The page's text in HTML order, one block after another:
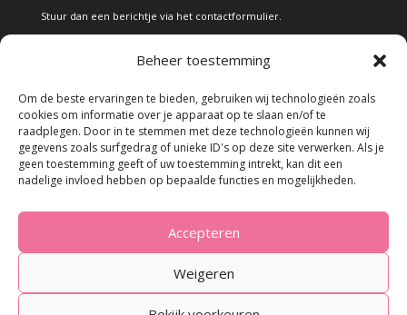
Beheer toestemming
Om de beste ervaringen te bieden, gebruiken wij technologieën zoals
cookies om informatie over je apparaat op te slaan en/of te
raadplegen. Door in te stemmen met deze technologieën kunnen wij
gegevens zoals surfgedrag of unieke ID's op deze site verwerken. Als je
geen toestemming geeft of uw toestemming intrekt, kan dit een
nadelige invloed hebben op bepaalde functies en mogelijkheden.
Accepteren
Weigeren
Stuur dan een berichtje via het contactformulier.
Alle teksten en foto's op deze site zijn eigendom van Mamagisch.
Teksten en foto's van Mamagisch mogen onder geen beding
zonder toestemming worden overgenomen. Wanneer er gebruik
wordt gemaakt van teksten en foto's van derden, zal dit
uitdrukkelijk worden vermeld.